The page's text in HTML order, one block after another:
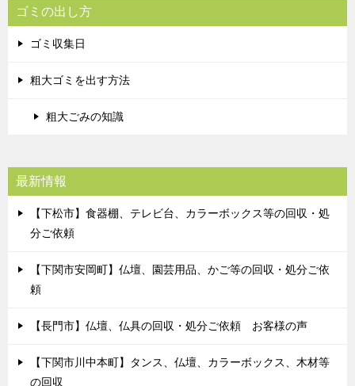
ゴミの出し方
ゴミ収集日
粗大ゴミを出す方法
粗大ごみの知識
最新情報
【下松市】食器棚、テレビ台、カラーボックス等の回収・処
分ご依頼
【下関市安岡町】仏壇、園芸用品、かご等の回収・処分ご依
頼
【長門市】仏壇、仏具の回収・処分ご依頼 お客様の声
【下関市川中本町】タンス、仏壇、カラーボックス、木材等
の回収